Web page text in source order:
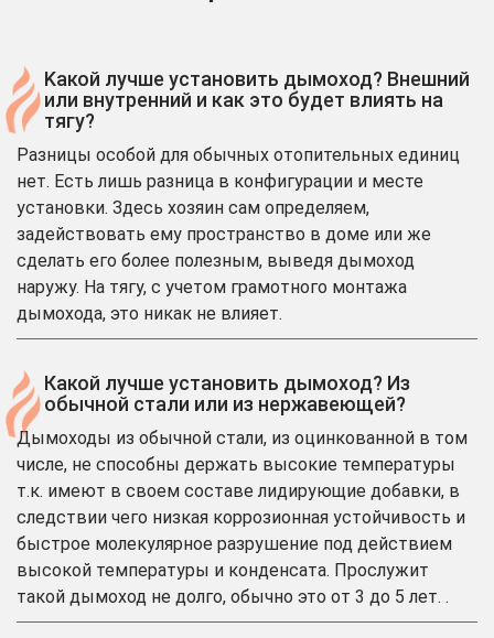
Kакой лучше установить дымоход? Внешний
или внутренний и как это будет влиять на
тягу?
Разницы особой для обычных отопительных единиц
нет. Есть лишь разница в конфигурации и месте
установки. Здесь хозяин сам определяем,
задействовать ему пространство в доме или же
сделать его более полезным, выведя дымоход
наружу. На тягу, с учетом грамотного монтажа
дымохода, это никак не влияет.
Какой лучше установить дымоход? Из
обычной стали или из нержавеющей?
Дымоходы из обычной стали, из оцинкованной в том
числе, не способны держать высокие температуры
т.к. имеют в своем составе лидирующие добавки, в
следствии чего низкая коррозионная устойчивость и
быстрое молекулярное разрушение под действием
высокой температуры и конденсата. Прослужит
такой дымоход не долго, обычно это от 3 до 5 лет. .